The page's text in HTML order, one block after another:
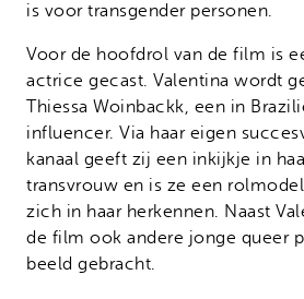
is voor transgender personen.
Voor de hoofdrol van de film is
actrice gecast. Valentina wordt
Thiessa Woinbackk, een in
influencer. Via haar eigen
kanaal geeft zij een inkijkje in
transvrouw en is ze een
zich in haar herkennen. Naast
de film ook andere jonge queer
beeld gebracht.